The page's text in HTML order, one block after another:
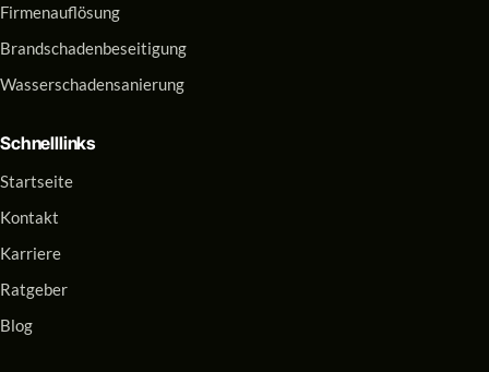
Firmenauflösung
Brandschadenbeseitigung
Wasserschadensanierung
Schnelllinks
Startseite
Kontakt
Karriere
Ratgeber
Blog